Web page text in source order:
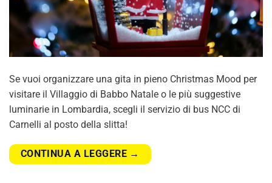
Se vuoi organizzare una gita in pieno Christmas Mood per
visitare il Villaggio di Babbo Natale o le più suggestive
luminarie in Lombardia, scegli il servizio di bus NCC di
Carnelli al posto della slitta!
CONTINUA A LEGGERE →